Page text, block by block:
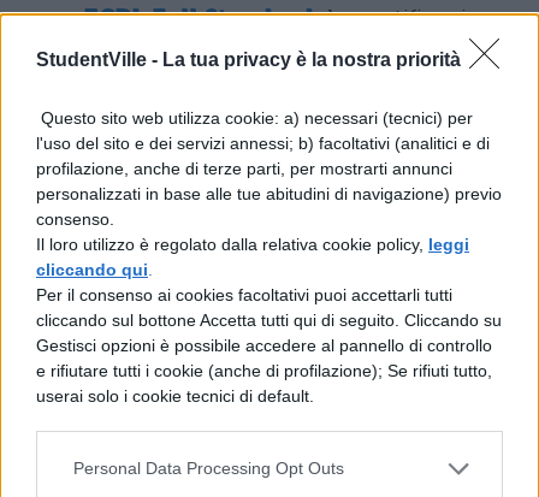
StudentVille - La tua privacy è la nostra priorità
Questo sito web utilizza cookie: a) necessari (tecnici) per
l'uso del sito e dei servizi annessi; b) facoltativi (analitici e di
profilazione, anche di terze parti, per mostrarti annunci
personalizzati in base alle tue abitudini di navigazione) previo
consenso.
Il loro utilizzo è regolato dalla relativa cookie policy, leggi
cliccando qui
Per il consenso ai cookies facoltativi puoi accettarli tutti
cliccando sul bottone Accetta tutti qui di seguito. Cliccando su
Gestisci opzioni è possibile accedere al pannello di controllo
e rifiutare tutti i cookie (anche di profilazione); Se rifiuti tutto,
userai solo i cookie tecnici di default.
Personal Data Processing Opt Outs
ECDL Full Standard.La certificazione
ECDL Full Standard è costituita da 7
Standard predefiniti (Presentation; IT
Security e Online Collaboration).
ECDL Expert.L’ECDL Expert è la scelta
più avanzata per il lavoro in ufficio e
può essere conseguita superando 3 dei
4 moduli Advanced con il Syllabus 2.0. I
moduli a disposizione sono: Advanced
Word Processing, Advanced
Spreadsheets, Advanced Database,